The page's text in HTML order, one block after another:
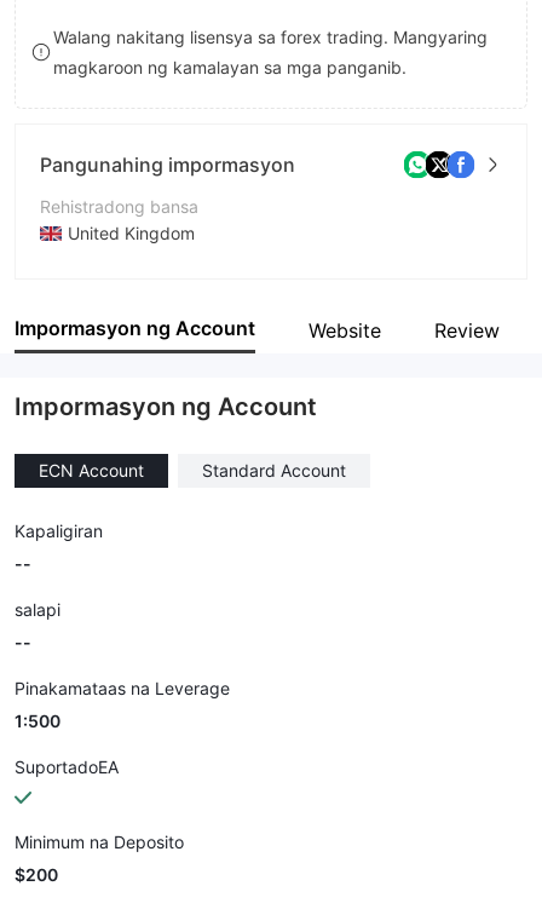
8
9
8
9
Walang nakitang lisensya sa forex trading. Mangyaring
magkaroon ng kamalayan sa mga panganib.
Pangunahing impormasyon
Rehistradong bansa
United Kingdom
Kumpanya
Impormasyon ng Account Website Review
Impormasyon ng Account
ECN Account Standard Account
Kapaligiran
--
salapi
--
Pinakamataas na Leverage
1:500
SuportadoEA
Minimum na Deposito
$200